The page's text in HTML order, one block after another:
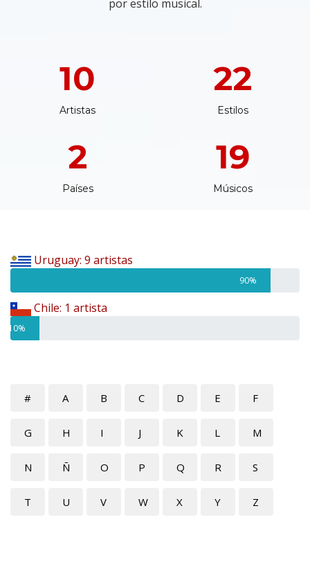
por estilo musical.
10
Artistas
22
Estilos
2
Países
19
Músicos
Uruguay: 9 artistas
90%
Chile: 1 artista
10%
# A B C D E F
G H I J K L M
N Ñ O P Q R S
T U V W X Y Z